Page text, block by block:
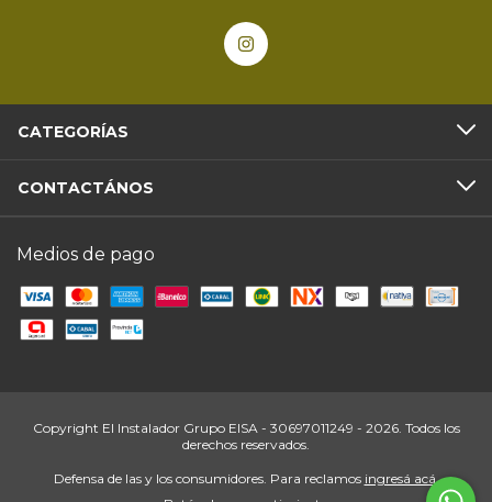
CATEGORÍAS
CONTACTÁNOS
Medios de pago
Copyright El Instalador Grupo EISA - 30697011249 - 2026. Todos los
derechos reservados.
Defensa de las y los consumidores. Para reclamos ingresá acá.